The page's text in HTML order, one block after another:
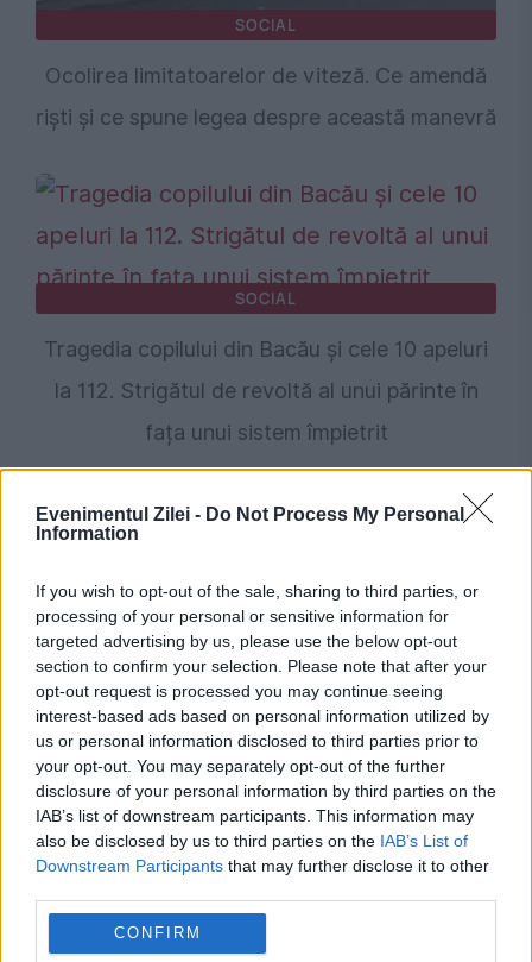
Evenimentul Zilei - Do Not Process My Personal
Information
If you wish to opt-out of the sale, sharing to third parties, or
processing of your personal or sensitive information for
targeted advertising by us, please use the below opt-out
section to confirm your selection. Please note that after your
opt-out request is processed you may continue seeing
interest-based ads based on personal information utilized by
us or personal information disclosed to third parties prior to
your opt-out. You may separately opt-out of the further
disclosure of your personal information by third parties on the
IAB’s list of downstream participants. This information may
also be disclosed by us to third parties on the IAB’s List of
Downstream Participants that may further disclose it to other
CONFIRM
SOCIAL
Ocolirea limitatoarelor de viteză. Ce amendă
riști și ce spune legea despre această manevră
SOCIAL
Tragedia copilului din Bacău și cele 10 apeluri
la 112. Strigătul de revoltă al unui părinte în
fața unui sistem împietrit
POLITICA
Sorin Grindeanu: Parlamentul a evitat
pierderea a 5,8 miliarde de euro din PNRR și a
deblocat 16,7 miliarde din SAFE